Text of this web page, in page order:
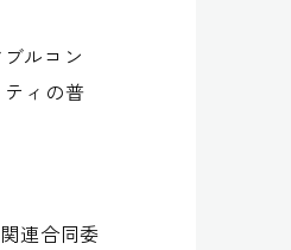
ルコン
ィの普
連合同委